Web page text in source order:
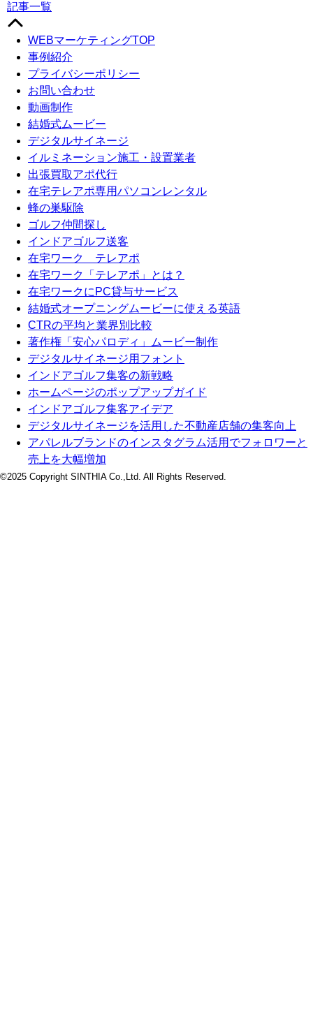
記事一覧
WEBマーケティングTOP
事例紹介
プライバシーポリシー
お問い合わせ
動画制作
結婚式ムービー
デジタルサイネージ
イルミネーション施工・設置業者
出張買取アポ代行
在宅テレアポ専用パソコンレンタル
蜂の巣駆除
ゴルフ仲間探し
インドアゴルフ送客
在宅ワーク テレアポ
在宅ワーク「テレアポ」とは？
在宅ワークにPC貸与サービス
結婚式オープニングムービーに使える英語
CTRの平均と業界別比較
著作権「安心パロディ」ムービー制作
デジタルサイネージ用フォント
インドアゴルフ集客の新戦略
ホームページのポップアップガイド
インドアゴルフ集客アイデア
デジタルサイネージを活用した不動産店舗の集客向上
アパレルブランドのインスタグラム活用でフォロワーと
売上を大幅増加
©2025 Copyright SINTHIA Co.,Ltd. All Rights Reserved.